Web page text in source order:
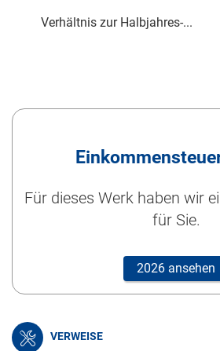
Verhältnis zur Halbjahres-...
Für dieses Werk haben wir
für Sie.
2026 ansehen
VERWEISE